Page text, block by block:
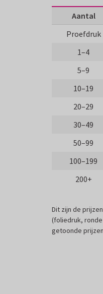
Aantal
Proefdruk
1–4
5–9
10–19
20–29
30–49
50–99
100–199
200+
Dit zijn de
(foliedruk,
getoonde